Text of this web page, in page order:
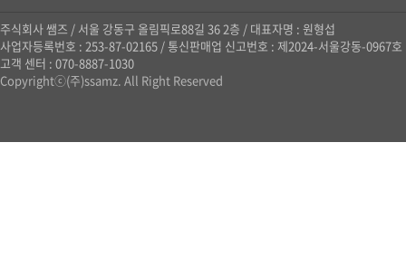
주식회사 쌤즈 / 서울 강동구 올림픽로88길 36 2층 / 대표자명 : 원형섭
사업자등록번호 : 253-87-02165 /통신판매업 신고번호 : 제2024-서울강동-0967호
고객 센터 : 070-8887-1030
Copyrightⓒ(주)ssamz. All Right Reserved